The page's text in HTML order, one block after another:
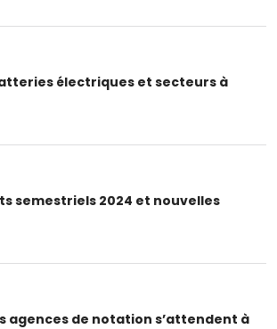
électriques et secteurs à
semestriels 2024 et nouvelles
agences de notation s’attendent à